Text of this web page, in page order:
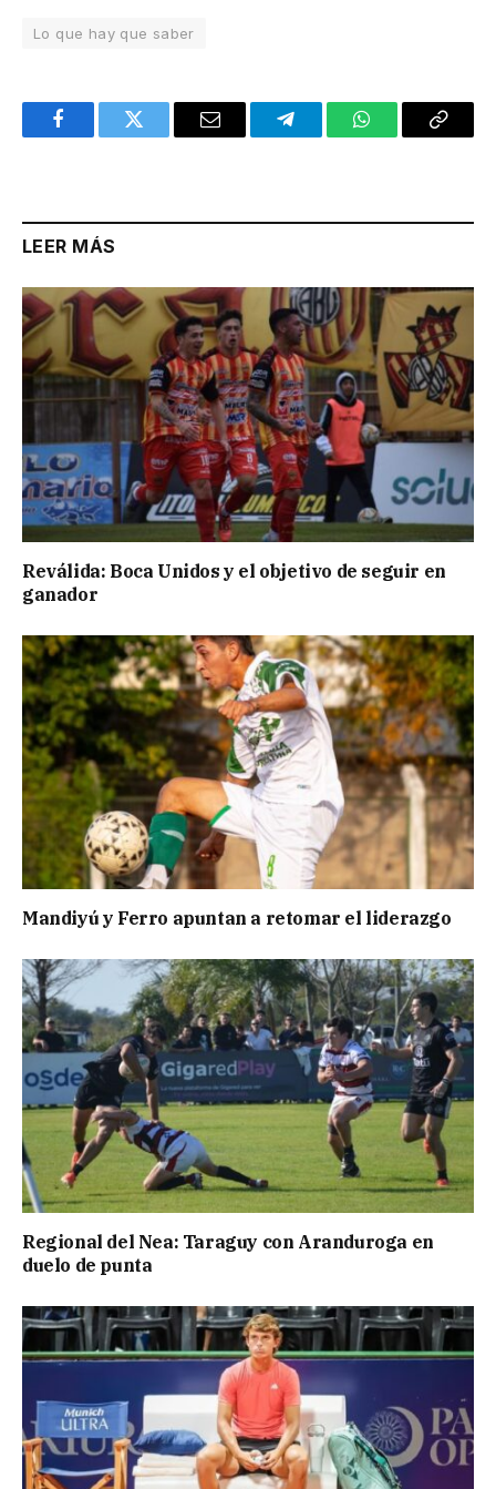
Lo que hay que saber
FacebookTwitter Email TelegramWhatsAppCopy
LEER MÁS
Reválida: Boca Unidos y el objetivo de seguir en
ganador
Mandiyú y Ferro apuntan a retomar el liderazgo
Regional del Nea: Taraguy con Aranduroga en
duelo de punta